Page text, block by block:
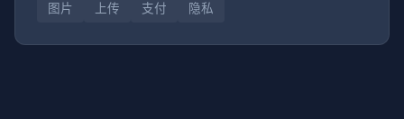
图片
上传 支付 隐私